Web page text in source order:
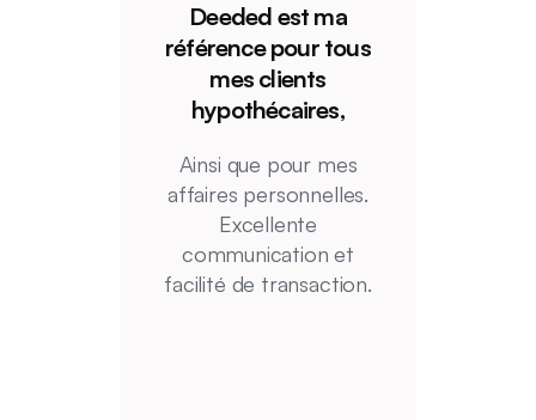
Deeded est ma
référence pour tous
mes clients
hypothécaires,
Ainsi que pour mes
affaires personnelles.
Excellente
communication et
facilité de transaction.